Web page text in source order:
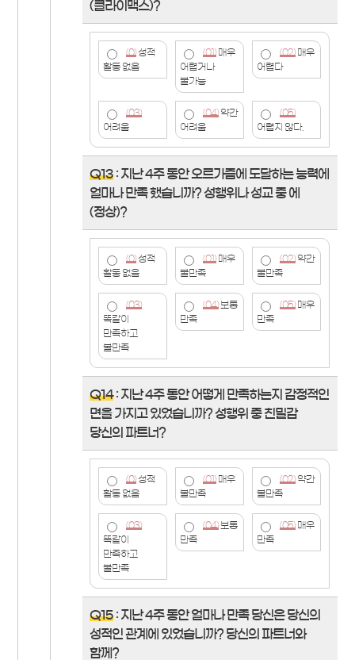
(클라이맥스)?
(0)성적
활동 없음
(01)매우
어렵거나
불가능
(02)매우
어렵다
(03)
어려움
(04)약간
어려움
(05)
어렵지 않다.
Q13: 지난 4주 동안 오르가즘에 도달하는 능력에
얼마나 만족 했습니까? 성행위나 성교 중 에
(정상)?
(0)성적
활동 없음
(01)매우
불만족
(02)약간
불만족
(03)
똑같이
만족하고
불만족
(04)보통
만족
(05)매우
만족
Q14: 지난 4주 동안 어떻게 만족하는지 감정적인
면을 가지고 있었습니까? 성행위 중 친밀감
당신의 파트너?
(0)성적
활동 없음
(01)매우
불만족
(02)약간
불만족
(03)
똑같이
만족하고
불만족
(04)보통
만족
(05)매우
만족
Q15: 지난 4주 동안 얼마나 만족 당신은 당신의
성적인 관계에 있었습니까? 당신의 파트너와
함께?